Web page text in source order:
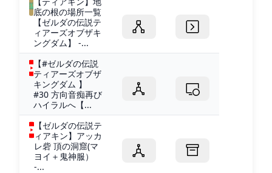
底の根の場所一覧
【ゼルダの伝説テ
ィアーズオブザキ
ングダム】 -...
【#ゼルダの伝説
ティアーズオブザ
キングダム 】
#30 方向音痴再び
ハイラルへ【...
【ゼルダの伝説テ
ィアキン】アッカ
レ砦 頂の洞窟(マ
ヨイ＋鬼神服）
-...